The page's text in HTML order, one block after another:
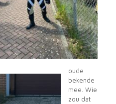
oude
bekende
mee. Wie
zou dat